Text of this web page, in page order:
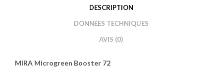
DESCRIPTION
DONNÉES TECHNIQUES
AVIS (0)
MIRA Microgreen Booster 72